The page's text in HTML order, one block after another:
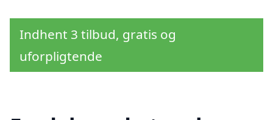
Indhent 3 tilbud, gratis og
uforpligtende